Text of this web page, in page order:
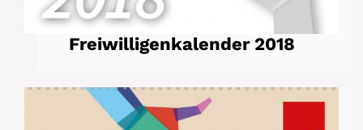
Freiwilligenkalender 2018
Freiwilligenkalender 2017